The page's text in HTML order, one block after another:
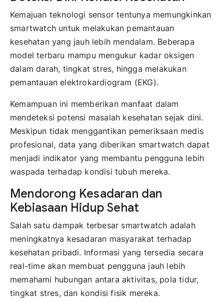
Kemajuan teknologi sensor tentunya memungkinkan
smartwatch untuk melakukan pemantauan
kesehatan yang jauh lebih mendalam. Beberapa
model terbaru mampu mengukur kadar oksigen
dalam darah, tingkat stres, hingga melakukan
pemantauan elektrokardiogram (EKG).
Kemampuan ini memberikan manfaat dalam
mendeteksi potensi masalah kesehatan sejak dini.
Meskipun tidak menggantikan pemeriksaan medis
profesional, data yang diberikan smartwatch dapat
menjadi indikator yang membantu pengguna lebih
waspada terhadap kondisi tubuh mereka.
Mendorong Kesadaran dan
Kebiasaan Hidup Sehat
Salah satu dampak terbesar smartwatch adalah
meningkatnya kesadaran masyarakat terhadap
kesehatan pribadi. Informasi yang tersedia secara
real-time akan membuat pengguna jauh lebih
memahami hubungan antara aktivitas, pola tidur,
tingkat stres, dan kondisi fisik mereka.